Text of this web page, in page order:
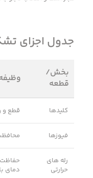
جدول اجزای
بخش/
قطعه
کلیدها قطع و
فیوزها
رله های
حرارتی
حفاظت
دمای